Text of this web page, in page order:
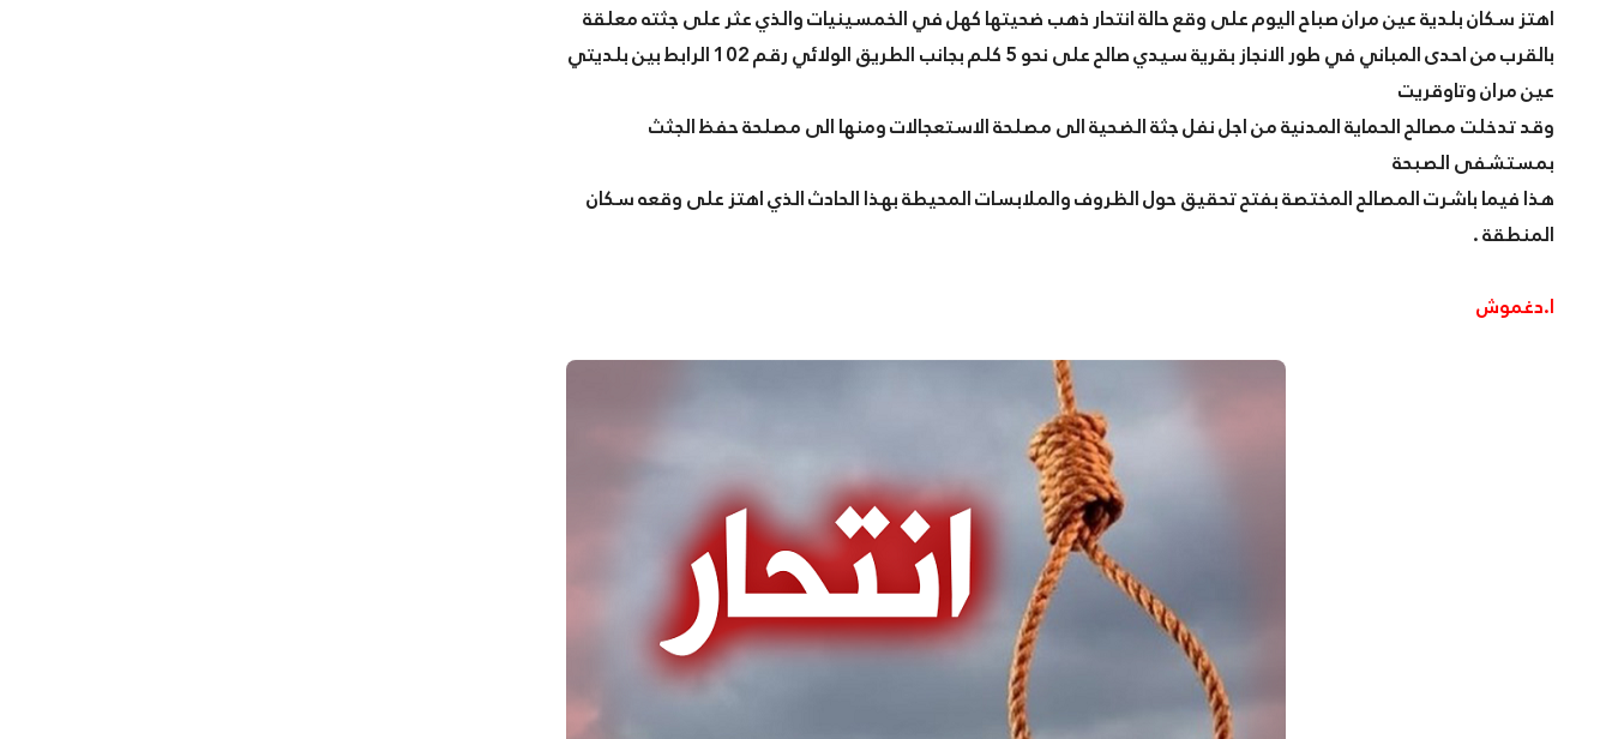
اهتز سكان بلدية عين مران صباح اليوم على وقع حالة انتحار ذهب ضحيتها كهل في الخمسينيات والذي عثر على جثته معلقة
بالقرب من احدى المباني في طور الانجاز بقرية سيدي صالح على نحو 5 كلم بجانب الطريق الولائي رقم 102 الرابط بين بلديتي
عين مران وتاوقريت
وقد تدخلت مصالح الحماية المدنية من اجل نفل جثة الضحية الى مصلحة الاستعجالات ومنها الى مصلحة حفظ الجثث
بمستشفى الصبحة
هذا فيما باشرت المصالح المختصة بفتح تحقيق حول الظروف والملابسات المحيطة بهذا الحادث الذي اهتز على وقعه سكان
المنطقة .
ا.دغموش